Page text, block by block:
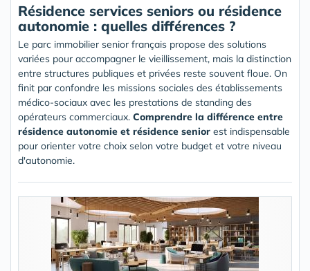
Résidence services seniors ou résidence
autonomie : quelles différences ?
Le parc immobilier senior français propose des solutions
variées pour accompagner le vieillissement, mais la distinction
entre structures publiques et privées reste souvent floue. On
finit par confondre les missions sociales des établissements
médico-sociaux avec les prestations de standing des
opérateurs commerciaux. Comprendre la différence entre
résidence autonomie et résidence senior est indispensable
pour orienter votre choix selon votre budget et votre niveau
d'autonomie.